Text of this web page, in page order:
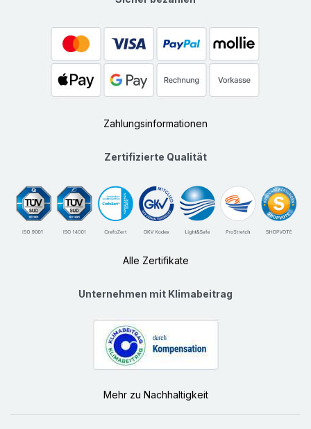
Zahlungsinformationen
Zertifizierte Qualität
Alle Zertifikate
Unternehmen mit Klimabeitrag
Mehr zu Nachhaltigkeit